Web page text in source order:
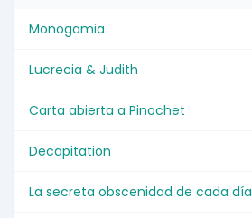
Monogamia
Lucrecia & Judith
Carta abierta a Pinochet
Decapitation
La secreta obscenidad de cada día